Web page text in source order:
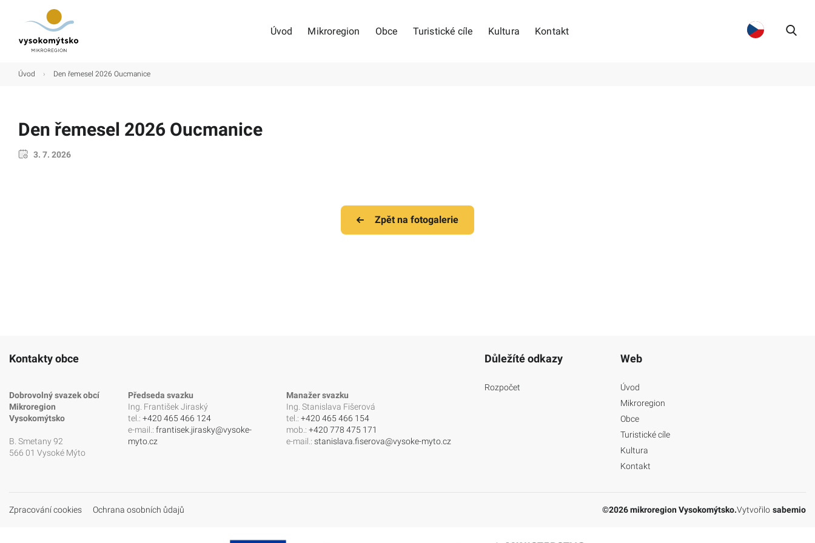
Úvod Mikroregion Obce Turistické cíle Kultura Kontakt
Úvod › Den řemesel 2026 Oucmanice
Den řemesel 2026 Oucmanice
3. 7. 2026
Zpět na fotogalerie
Kontakty obce
Dobrovolný svazek obcí
Mikroregion
Vysokomýtsko
B. Smetany 92
566 01 Vysoké Mýto
Předseda svazku
Ing. František Jiraský
tel.: +420 465 466 124
e-mail.: frantisek.jirasky@vysoke-
myto.cz
Manažer svazku
Ing. Stanislava Fišerová
tel.:+420 465 466 154
mob.:+420 778 475 171
e-mail.:stanislava.fiserova@vysoke-myto.cz
Důležíté odkazy
Rozpočet
Web
Úvod
Mikroregion
Obce
Turistické cíle
Kultura
Kontakt
Zpracování cookies Ochrana osobních ůdajů ©2026 mikroregion Vysokomýtsko.Vytvořilo sabemio
Turistické cíle
Kultura